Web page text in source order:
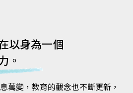
以身為一個
。
萬變，教育的觀念也不斷更新，